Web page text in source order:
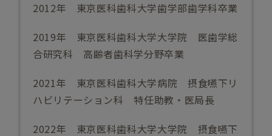
2012年 東京医科歯科大学歯学部歯学科卒業
2019年 東京医科歯科大学大学院 医歯学総
合研究科 高齢者歯科学分野卒業
2021年 東京医科歯科大学病院 摂食嚥下リ
ハビリテーション科 特任助教・医局長
2022年 東京医科歯科大学大学院 摂食嚥下